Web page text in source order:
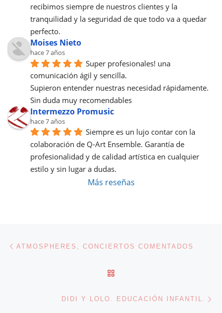
recibimos siempre de nuestros clientes y la
tranquilidad y la seguridad de que todo va a quedar
perfecto.
Moises Nieto
hace 7 años
Super profesionales! una
comunicación ágil y sencilla.
Supieron entender nuestras necesidad rápidamente.
Sin duda muy recomendables
Intermezzo Promusic
hace 7 años
Siempre es un lujo contar con la
colaboración de Q-Art Ensemble. Garantía de
profesionalidad y de calidad artística en cualquier
estilo y sin lugar a dudas.
Más reseñas
Navegación de entradas
ATMOSPHERES, CONCIERTOS COMENTADOS
DIDI Y LOLO. EDUCACIÓN INFANTIL.